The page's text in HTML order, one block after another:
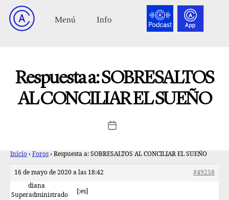
Respuesta a: SOBRESALTOS
AL CONCILIAR EL SUEÑO
Inicio › Foros › Respuesta a: SOBRESALTOS AL CONCILIAR EL SUEÑO
16 de mayo de 2020 a las 18:42
#49258
diana
Superadministrado
[:es]